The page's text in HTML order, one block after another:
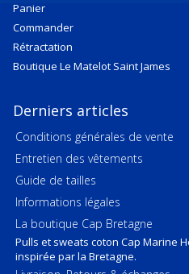
Panier
Commander
Rétractation
Boutique Le Matelot Saint James
Derniers articles
Conditions générales de vente
Entretien des vêtements
Guide de tailles
Informations légales
La boutique Cap Bretagne
Pulls et sweats coton Cap Marine
inspirée par la Bretagne.